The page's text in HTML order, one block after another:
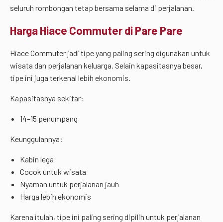
seluruh rombongan tetap bersama selama di perjalanan.
Harga Hiace Commuter di Pare Pare
Hiace Commuter jadi tipe yang paling sering digunakan untuk
wisata dan perjalanan keluarga. Selain kapasitasnya besar,
tipe ini juga terkenal lebih ekonomis.
Kapasitasnya sekitar:
14–15 penumpang
Keunggulannya:
Kabin lega
Cocok untuk wisata
Nyaman untuk perjalanan jauh
Harga lebih ekonomis
Karena itulah, tipe ini paling sering dipilih untuk perjalanan